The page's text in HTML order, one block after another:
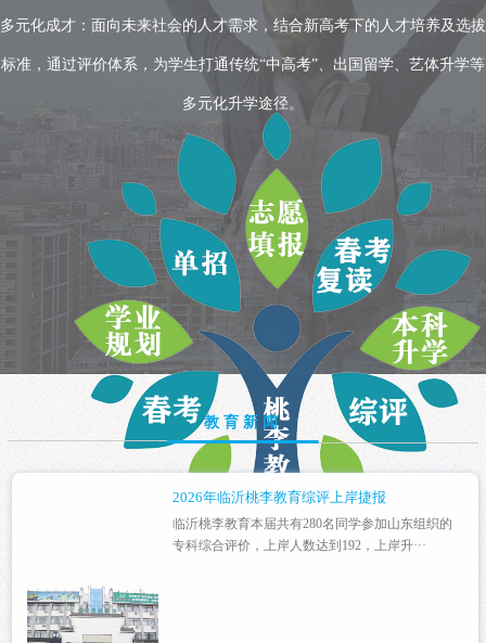
多元化成才：面向未来社会的人才需求，结合新高考下的人才培养及选拔
标准，通过评价体系，为学生打通传统“中高考”、出国留学、艺体升学等
多元化升学途径。
教育新闻
2026年临沂桃李教育综评上岸捷报
临沂桃李教育本届共有280名同学参加山东组织的
专科综合评价，上岸人数达到192，上岸升···